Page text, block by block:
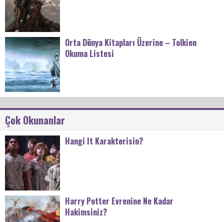
Orta Dünya Kitapları Üzerine – Tolkien
Okuma Listesi
Çok Okunanlar
Hangi It Karakterisin?
Harry Potter Evrenine Ne Kadar
Hakimsiniz?